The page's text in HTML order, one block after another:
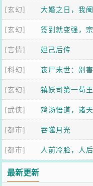
不坏神功
[玄幻] 大婚之日，我
的白月光
[玄幻] 签到就变强，
[言情] 妲己后传
[科幻] 丧尸末世：别
什么好人
[玄幻] 镇妖司第一苟王
[武侠] 鸡汤悟道，诸
了
[都市] 吞噬月光
[都市] 人前冷脸，人
最新更新